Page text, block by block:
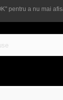
pentru a nu mai